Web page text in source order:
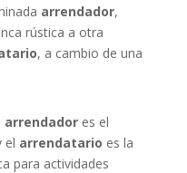
arrendador,
rústica a otra
, a cambio de una
arrendadores el
el arrendatario es la
para actividades